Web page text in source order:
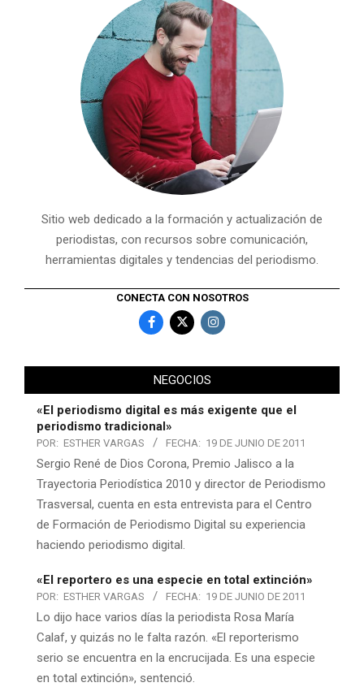
Sitio web dedicado a la formación y actualización de
periodistas, con recursos sobre comunicación,
herramientas digitales y tendencias del periodismo.
CONECTA CON NOSOTROS
NEGOCIOS
«El periodismo digital es más exigente que el
periodismo tradicional»
POR: ESTHER VARGAS FECHA: 19 DE JUNIO DE 2011
Sergio René de Dios Corona, Premio Jalisco a la
Trayectoria Periodística 2010 y director de Periodismo
Trasversal, cuenta en esta entrevista para el Centro
de Formación de Periodismo Digital su experiencia
haciendo periodismo digital.
«El reportero es una especie en total extinción»
POR: ESTHER VARGAS FECHA: 19 DE JUNIO DE 2011
Lo dijo hace varios días la periodista Rosa María
Calaf, y quizás no le falta razón. «El reporterismo
serio se encuentra en la encrucijada. Es una especie
en total extinción», sentenció.